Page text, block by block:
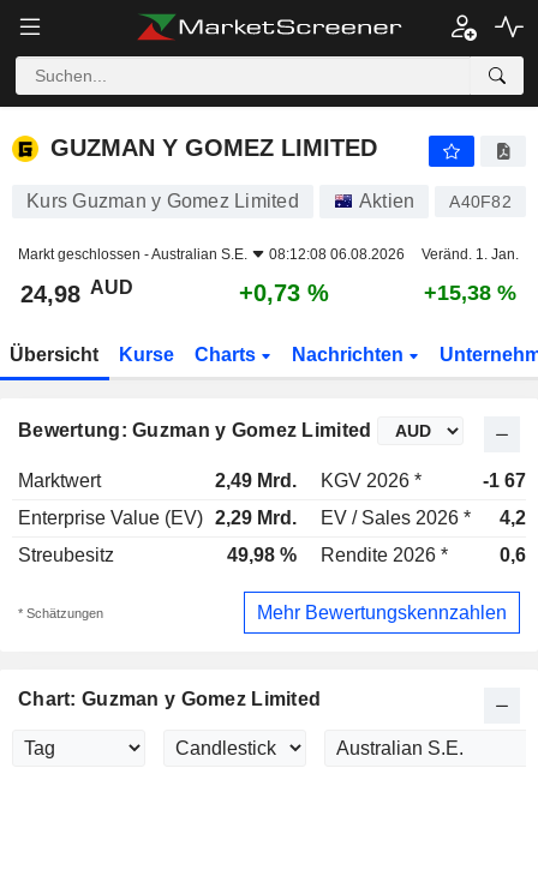
GUZMAN Y GOMEZ LIMITED
GUZMAN Y GOMEZ LIMITED
Kurs Guzman y Gomez Limited Aktien A40F82
Markt geschlossen -Australian S.E. 08:12:08 06.08.2026 Veränd. 1. Jan.
24,98 AUD +0,73 % +15,38 %
Übersicht Kurse Charts Nachrichten
Bewertung: Guzman y Gomez Limited
Marktwert 2,49 Mrd. KGV 2026 *
-1
Enterprise Value (EV) 2,29 Mrd. EV / Sales 2026 *
Streubesitz
49,98 % Rendite 2026 * 0,6
* Schätzungen Mehr Bewertungskennzahlen
Chart: Guzman y Gomez Limited